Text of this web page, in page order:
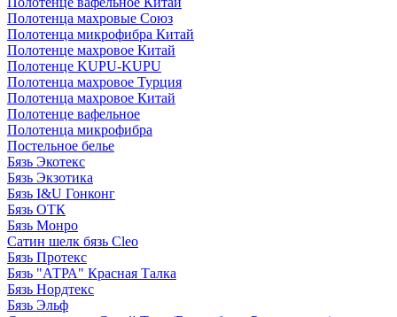
Полотенца махровые Союз
Полотенца микрофибра Китай
Полотенце махровое Китай
Полотенце KUPU-KUPU
Полотенца махровое Турция
Полотенца махровое Китай
Полотенце вафельное
Полотенца микрофибра
Постельное белье
Бязь Экотекс
Бязь Экзотика
Бязь I&U Гонконг
Бязь ОТК
Бязь Монро
Сатин шелк бязь Cleo
Бязь Протекс
Бязь "АТРА" Красная Талка
Бязь Нордтекс
Бязь Эльф